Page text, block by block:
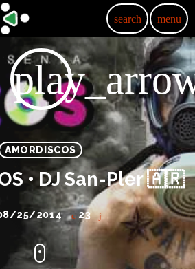
search menu
AMORDISCOS
• DJ San-Pler 🇦🇷
25/2014 23